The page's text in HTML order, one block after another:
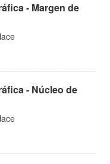
- Margen de
- Núcleo de